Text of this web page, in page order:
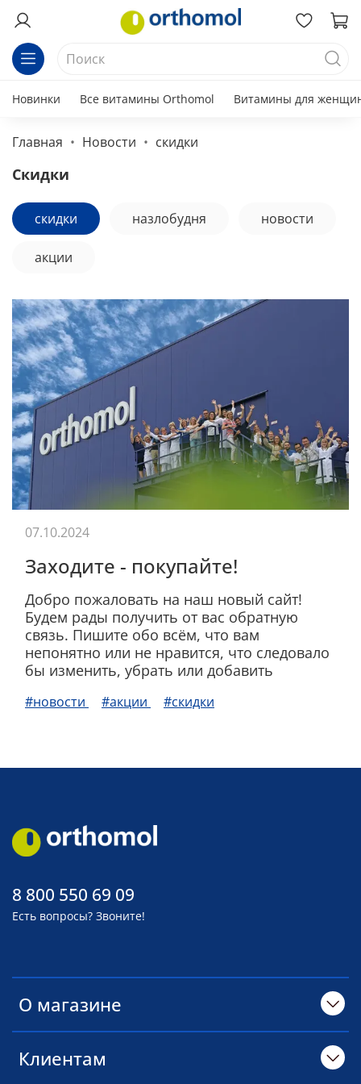
Новинки Все витамины Orthomol Витамины для
Главная Новости скидки
скидки
скидки назлобудня новости
акции
Заходите - покупайте!
Добро пожаловать на наш новый сайт!
Будем рады получить от вас обратную
связь. Пишите обо всём, что вам
непонятно или не нравится, что следовало
бы изменить, убрать или добавить
07.10.2024
#новости #акции #скидки
О магазине
Клиентам
8 800 550 69 09
Есть вопросы? Звоните!